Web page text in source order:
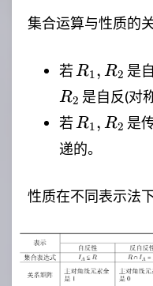
R
集合运算与性质的
若 R_1,R_2
R1, R2 是
R2 是自反(对
若 R_1,R_2
R1, R2 是
递的。
性质在不同表示法